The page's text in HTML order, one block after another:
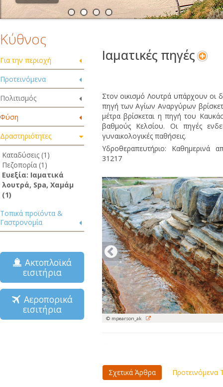
Κύθνος
Για την περιοχή
Προτεινόμενα
Πολιτισμός
Φύση
Δραστηριότητες
Καταδύσεις (1)
Πεζοπορία (1)
Ευεξία: Ιαματικά
λουτρά, Spa, Χαμάμ
(1)
Τοπικά προϊόντα &
Γαστρονομία
Ακτοπλοϊκά
εισιτήρια
Αεροπορικά
εισιτήρια
Ιαματικές πηγές
Στον οικισμό Λουτρά υπάρχουν οι
πηγή των Αγίων Αναργύρων
μέτρα βρίσκεται η πηγή του
βαθμούς Κελσίου. Οι πηγές
γυναικολογικές παθήσεις.
Υδροθεραπευτήριο: Καθημερινά
31217
© mpearson_ak
Σχετικά Άρθρα Προτεινόμενα